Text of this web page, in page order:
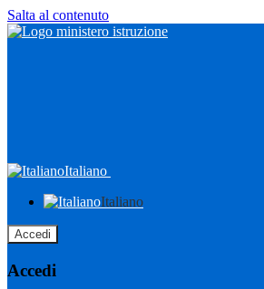
Salta al contenuto
Italiano
Italiano
Accedi
Accedi